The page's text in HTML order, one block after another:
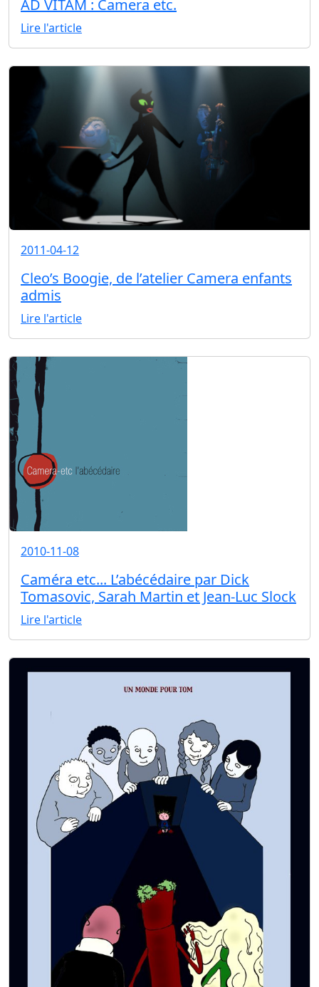
AD VITAM : Camera etc.
Lire l'article
2011-04-12
Cleo’s Boogie, de l’atelier Camera enfants
admis
Lire l'article
2010-11-08
Caméra etc... L’abécédaire par Dick
Tomasovic, Sarah Martin et Jean-Luc Slock
Lire l'article